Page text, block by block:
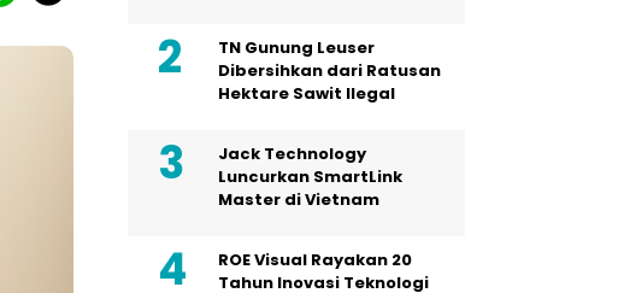
TN Gunung Leuser
Dibersihkan dari Ratusan
Hektare Sawit Ilegal
Jack Technology
Luncurkan SmartLink
Master di Vietnam
ROE Visual Rayakan 20
Tahun Inovasi Teknologi